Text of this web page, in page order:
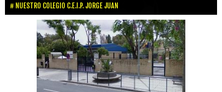
NUESTRO COLEGIO C.E.I.P. JORGE JUAN